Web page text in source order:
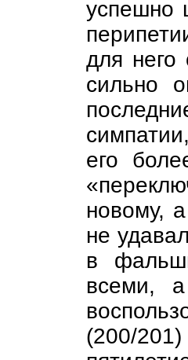
успешно
для него
сильно
его
новому,
не
в
всеми,
(200/201)